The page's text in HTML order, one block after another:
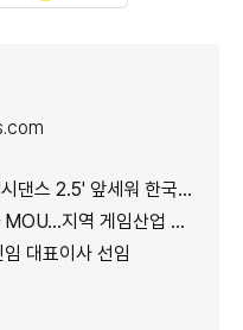
앞세워 한국 공략 본격화
역 게임산업 육성 나선다
대표이사 선임